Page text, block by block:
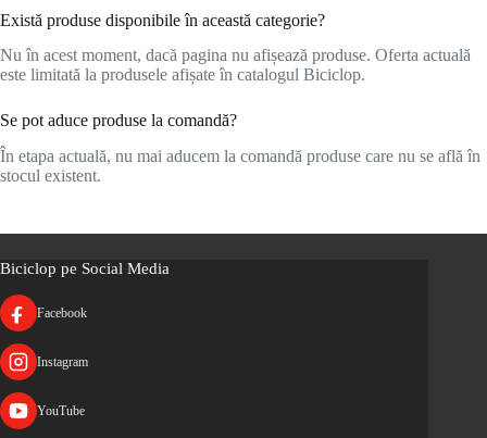
Există produse disponibile în această categorie?
Nu în acest moment, dacă pagina nu afișează produse. Oferta actuală
este limitată la produsele afișate în catalogul Biciclop.
Se pot aduce produse la comandă?
În etapa actuală, nu mai aducem la comandă produse care nu se află în
stocul existent.
Biciclop pe Social Media
Facebook
Instagram
YouTube